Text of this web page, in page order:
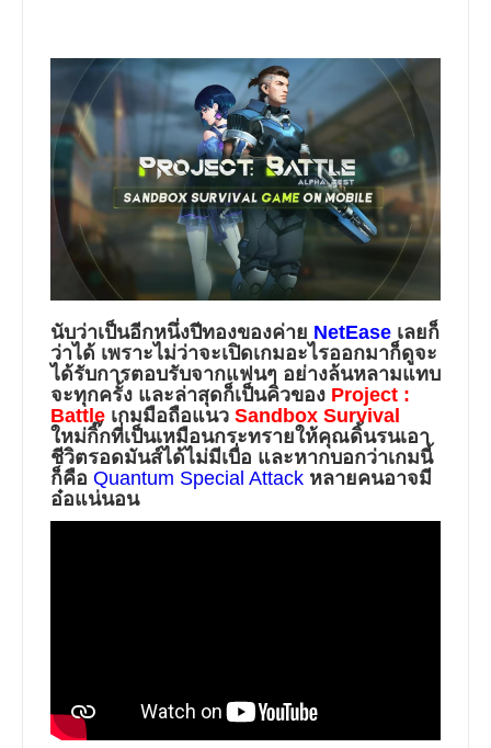
นับว่าเป็นอีกหนึ่งปีทองของค่าย NetEase เลยก็
ว่าได้ เพราะไม่ว่าจะเปิดเกมอะไรออกมาก็ดูจะ
ได้รับการตอบรับจากแฟนๆ อย่างล้นหลามแทบ
จะทุกครั้ง และล่าสุดก็เป็นคิวของ Project :
Battle เกมมือถือแนว Sandbox Survival
ใหม่กิ๊กที่เป็นเหมือนกระทรายให้คุณดิ้นรนเอา
ชีวิตรอดมันส์ได้ไม่มีเบื่อ และหากบอกว่าเกมนี้
ก็คือ Quantum Special Attack หลายคนอาจมี
อ๋อแน่นอน